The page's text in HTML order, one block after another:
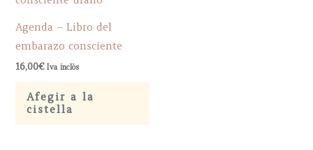
Agenda – Libro del
embarazo consciente
16,00€ Iva inclòs
Afegir a la
cistella